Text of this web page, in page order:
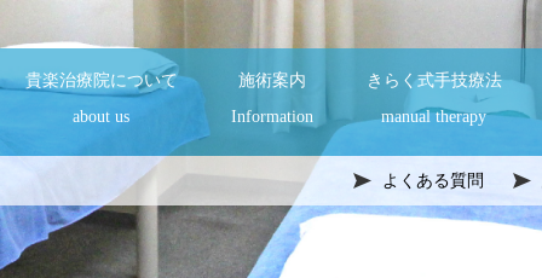
貴楽治療院について
about us
施術案内
Information
きらく式手技療法
manual therapy
よくある質問